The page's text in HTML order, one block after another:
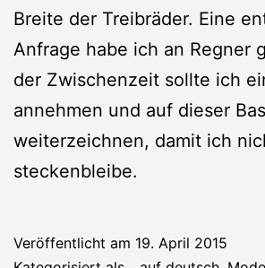
Breite der Treibräder. Eine
Anfrage habe ich an Regner
der Zwischenzeit sollte ich
annehmen und auf dieser
weiterzeichnen, damit ich
steckenbleibe.
Veröffentlicht am 19. April 2015